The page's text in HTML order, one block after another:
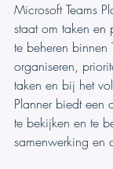
Microsoft Teams
staat om taken en
te beheren binnen
organiseren,
taken en bij het
Planner biedt een
te bekijken en te
samenwerking en